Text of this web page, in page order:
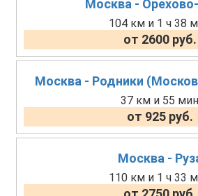
Москва -
104 км и 1 ч 38
от 2600 руб.
Москва - Родники
37 км и 55 мин
от 925 руб.
Москва -
110 км и 1 ч 33